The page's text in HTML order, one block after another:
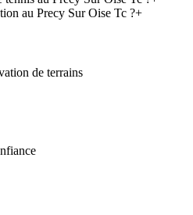
au Precy Sur Oise Tc ?+
de terrains